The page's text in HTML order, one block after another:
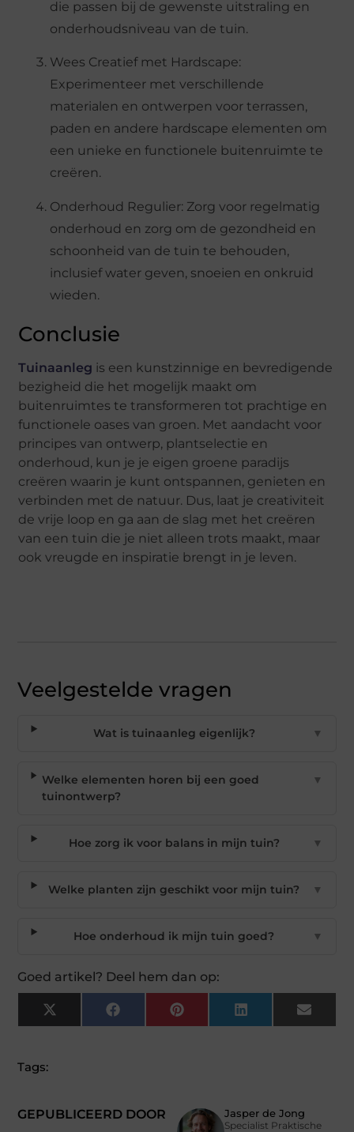
die passen bij de gewenste uitstraling en
onderhoudsniveau van de tuin.
Wees Creatief met Hardscape:
Experimenteer met verschillende
materialen en ontwerpen voor terrassen,
paden en andere hardscape elementen om
een unieke en functionele buitenruimte te
creëren.
Onderhoud Regulier: Zorg voor regelmatig
onderhoud en zorg om de gezondheid en
schoonheid van de tuin te behouden,
inclusief water geven, snoeien en onkruid
wieden.
Conclusie
Tuinaanleg is een kunstzinnige en bevredigende
bezigheid die het mogelijk maakt om
buitenruimtes te transformeren tot prachtige en
functionele oases van groen. Met aandacht voor
principes van ontwerp, plantselectie en
onderhoud, kun je je eigen groene paradijs
creëren waarin je kunt ontspannen, genieten en
verbinden met de natuur. Dus, laat je creativiteit
de vrije loop en ga aan de slag met het creëren
van een tuin die je niet alleen trots maakt, maar
ook vreugde en inspiratie brengt in je leven.
Veelgestelde vragen
Wat is tuinaanleg eigenlijk? ▼
Welke elementen horen bij een goed
tuinontwerp?
▼
Hoe zorg ik voor balans in mijn tuin? ▼
Welke planten zijn geschikt voor mijn tuin? ▼
Hoe onderhoud ik mijn tuin goed? ▼
Goed artikel? Deel hem dan op:
X
(Twitter)
Facebook Pinterest LinkedIn Email
GEPUBLICEERD DOOR Jasper de Jong
Specialist Praktische
Tags: